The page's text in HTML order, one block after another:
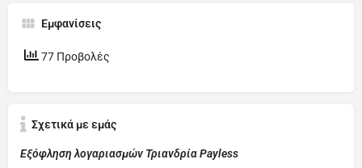
Εμφανίσεις
77 Προβολές
Σχετικά με εμάς
Εξόφληση λογαριασμών Τριανδρία Payless